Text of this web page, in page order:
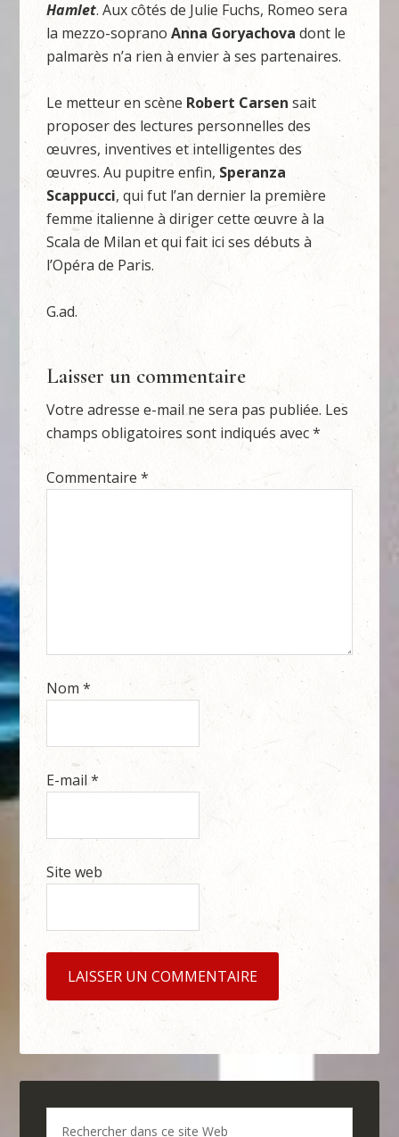
Hamlet. Aux côtés de Julie Fuchs, Romeo sera
la mezzo-sopranoAnna Goryachovadont le
palmarès n’a rien à envier à ses partenaires.
Le metteur en scène Robert Carsen sait
proposer des lectures personnelles des
œuvres, inventives et intelligentes des
œuvres. Au pupitre enfin, Speranza
Scappucci, qui fut l’an dernier la première
femme italienne à diriger cette œuvre à la
Scala de Milan et qui fait ici ses débuts à
l’Opéra de Paris.
G.ad.
Laisser un commentaire
Votre adresse e-mail ne sera pas publiée. Les
champs obligatoires sont indiqués avec*
Commentaire*
Nom*
E-mail*
Site web